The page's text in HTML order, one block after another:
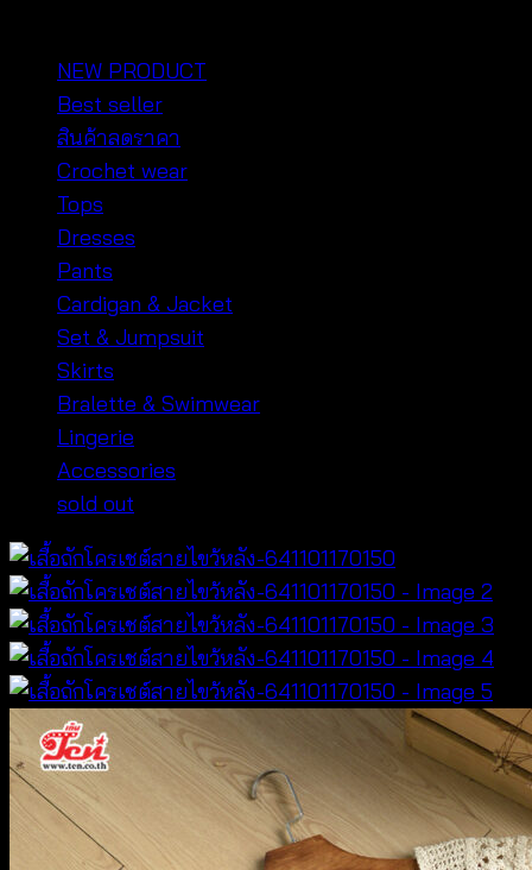
NEW PRODUCT
Best seller
สินค้าลดราคา
Crochet wear
Tops
Dresses
Pants
Cardigan & Jacket
Set & Jumpsuit
Skirts
Bralette & Swimwear
Lingerie
Accessories
sold out